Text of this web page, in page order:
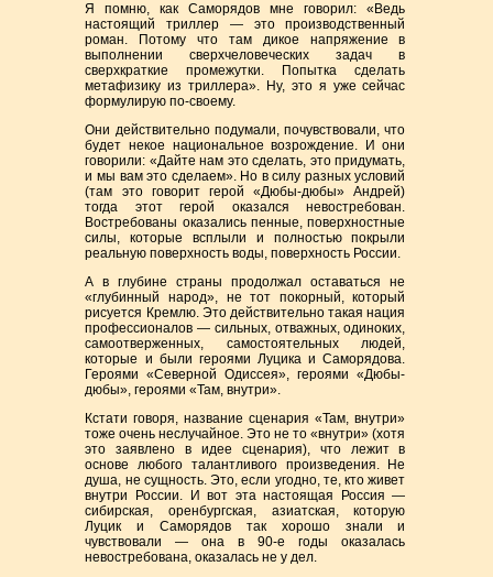
Я помню, как Саморядов мне говорил: «Ведь
настоящий триллер — это производственный
роман. Потому что там дикое напряжение в
выполнении сверхчеловеческих задач в
сверхкраткие промежутки. Попытка сделать
метафизику из триллера». Ну, это я уже сейчас
формулирую по-своему.
Они действительно подумали, почувствовали, что
будет некое национальное возрождение. И они
говорили: «Дайте нам это сделать, это придумать,
и мы вам это сделаем». Но в силу разных условий
(там это говорит герой «Дюбы-дюбы» Андрей)
тогда этот герой оказался невостребован.
Востребованы оказались пенные, поверхностные
силы, которые всплыли и полностью покрыли
реальную поверхность воды, поверхность России.
А в глубине страны продолжал оставаться не
«глубинный народ», не тот покорный, который
рисуется Кремлю. Это действительно такая нация
профессионалов — сильных, отважных, одиноких,
самоотверженных, самостоятельных людей,
которые и были героями Луцика и Саморядова.
Героями «Северной Одиссея», героями «Дюбы-
дюбы», героями «Там, внутри».
Кстати говоря, название сценария «Там, внутри»
тоже очень неслучайное. Это не то «внутри» (хотя
это заявлено в идее сценария), что лежит в
основе любого талантливого произведения. Не
душа, не сущность. Это, если угодно, те, кто живет
внутри России. И вот эта настоящая Россия —
сибирская, оренбургская, азиатская, которую
Луцик и Саморядов так хорошо знали и
чувствовали — она в 90-е годы оказалась
невостребована, оказалась не у дел.